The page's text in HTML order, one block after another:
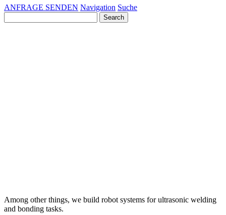
ANFRAGE SENDEN Navigation Suche
for:
Among other things, we build robot systems for ultrasonic welding
and bonding tasks.